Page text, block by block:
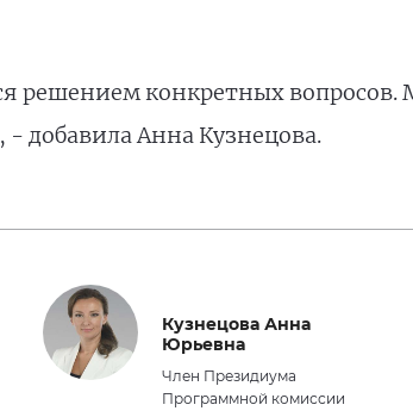
решением конкретных
добавила Анна Кузнецова.
Кузнецова Анна
Юрьевна
Член Президиума
Программной комиссии